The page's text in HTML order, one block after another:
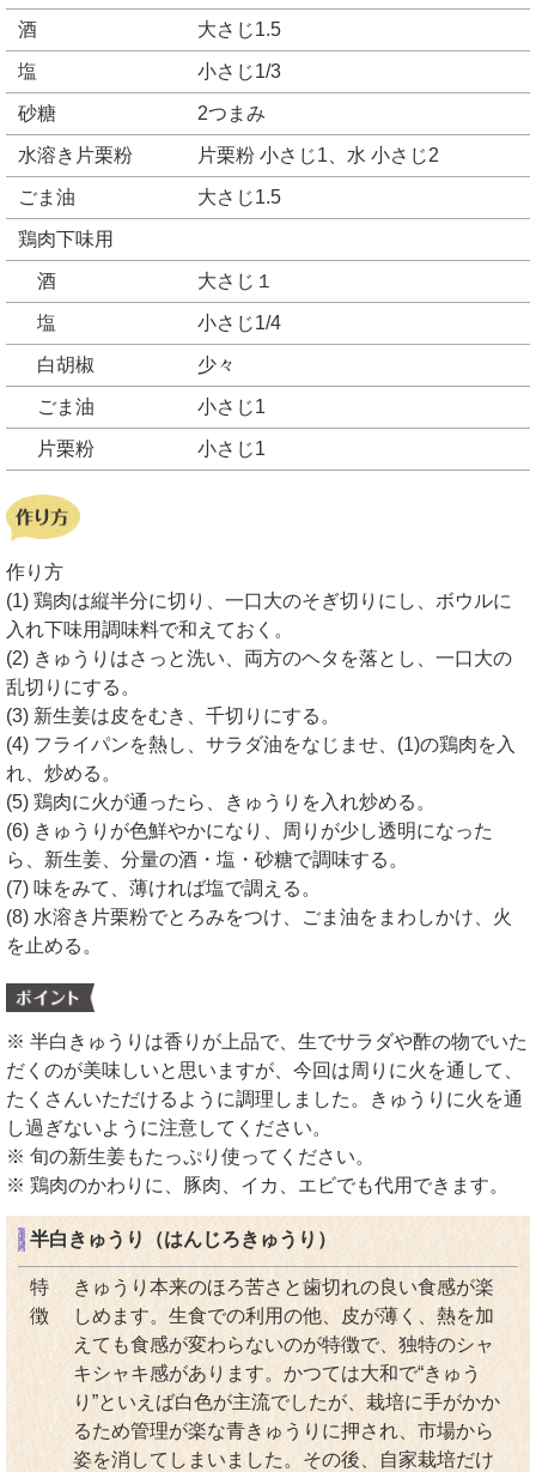
酒 大さじ1.5
塩 小さじ1/3
砂糖 2つまみ
水溶き片栗粉 片栗粉 小さじ1、水 小さじ2
ごま油 大さじ1.5
鶏肉下味用
酒 大さじ１
塩 小さじ1/4
白胡椒 少々
ごま油 小さじ1
片栗粉 小さじ1
作り方
(1) 鶏肉は縦半分に切り、一口大のそぎ切りにし、ボウルに
入れ下味用調味料で和えておく。
(2) きゅうりはさっと洗い、両方のヘタを落とし、一口大の
乱切りにする。
(3) 新生姜は皮をむき、千切りにする。
(4) フライパンを熱し、サラダ油をなじませ、(1)の鶏肉を入
れ、炒める。
(5) 鶏肉に火が通ったら、きゅうりを入れ炒める。
(6) きゅうりが色鮮やかになり、周りが少し透明になった
ら、新生姜、分量の酒・塩・砂糖で調味する。
(7) 味をみて、薄ければ塩で調える。
(8) 水溶き片栗粉でとろみをつけ、ごま油をまわしかけ、火
を止める。
※ 半白きゅうりは香りが上品で、生でサラダや酢の物でいた
だくのが美味しいと思いますが、今回は周りに火を通して、
たくさんいただけるように調理しました。きゅうりに火を通
し過ぎないように注意してください。
※ 旬の新生姜もたっぷり使ってください。
※ 鶏肉のかわりに、豚肉、イカ、エビでも代用できます。
半白きゅうり（はんじろきゅうり）
特
徴
きゅうり本来のほろ苦さと歯切れの良い食感が楽
しめます。生食での利用の他、皮が薄く、熱を加
えても食感が変わらないのが特徴で、独特のシャ
キシャキ感があります。かつては大和で“きゅう
り”といえば白色が主流でしたが、栽培に手がかか
るため管理が楽な青きゅうりに押され、市場から
姿を消してしまいました。その後、自家栽培だけ